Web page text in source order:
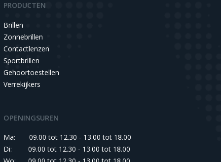
PRODUCTEN
Brillen
Zonnebrillen
Contactlenzen
Sportbrillen
Gehoortoestellen
Verrekijkers
OPENINGSUREN
Ma:
09.00 tot 12.30 - 13.00 tot 18.00
Di:
09.00 tot 12.30 - 13.00 tot 18.00